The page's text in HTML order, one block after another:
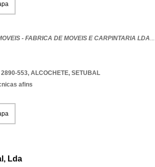
- FABRICA DE MOVEIS E CARPINTARIA LDA...
2890-553, ALCOCHETE, SETUBAL
afins
Lda